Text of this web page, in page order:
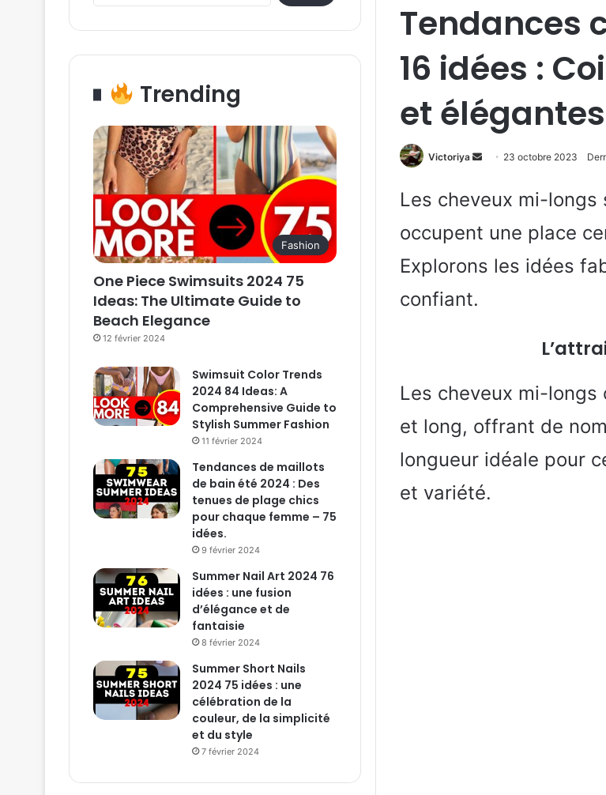
Tendances
16 idées :
et
Victoriya
Envoyer
courriel
23 octobre 2023
Les cheveux mi-
occupent une place
Explorons les idées
confiant.
Les cheveux mi-
et long, offrant de
longueur idéale pour
et variété.
Trending
Fashion
One Piece Swimsuits 2024 75
Ideas: The Ultimate Guide to
Beach Elegance
12 février 2024
Swimsuit Color Trends
2024 84 Ideas: A
Comprehensive Guide to
Stylish Summer Fashion
11 février 2024
Tendances de maillots
de bain été 2024 : Des
tenues de plage chics
pour chaque femme – 75
idées.
9 février 2024
Summer Nail Art 2024 76
idées : une fusion
d’élégance et de
fantaisie
8 février 2024
Summer Short Nails
2024 75 idées : une
célébration de la
couleur, de la simplicité
et du style
7 février 2024